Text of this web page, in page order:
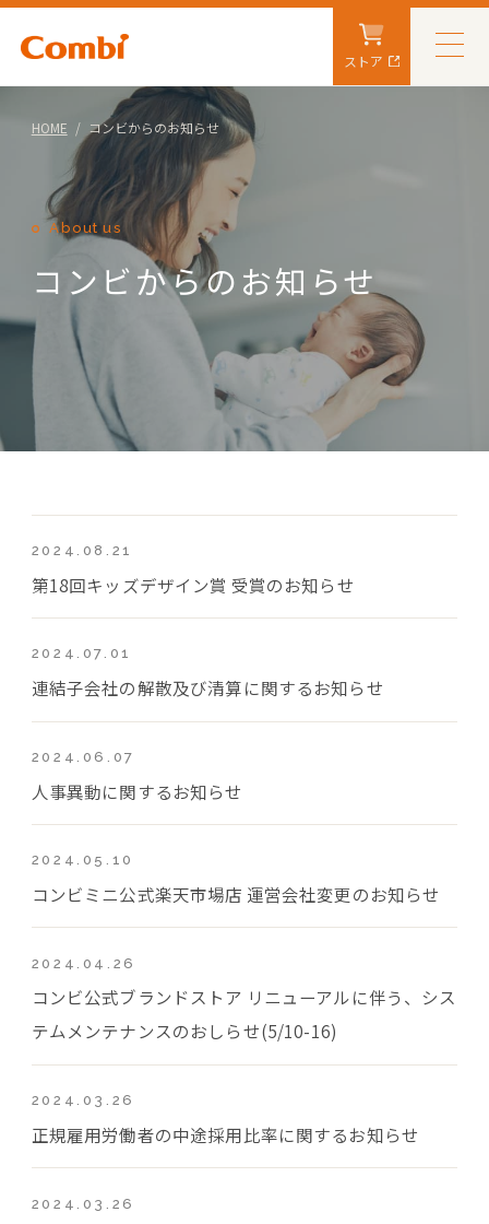
ストア
HOME コンビからのお知らせ
About us
コンビからのお知らせ
2024.08.21
第18回キッズデザイン賞 受賞のお知らせ
2024.07.01
連結子会社の解散及び清算に関するお知らせ
2024.06.07
人事異動に関するお知らせ
2024.05.10
コンビミニ公式楽天市場店 運営会社変更のお知らせ
2024.04.26
コンビ公式ブランドストア リニューアルに伴う、シス
テムメンテナンスのおしらせ(5/10-16)
2024.03.26
正規雇用労働者の中途採用比率に関するお知らせ
2024.03.26